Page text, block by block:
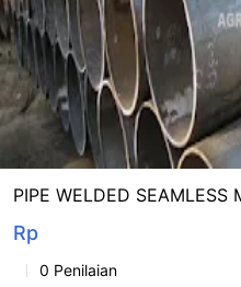
PIPE WELDED SEAMLESS
Rp
0 Penilaian